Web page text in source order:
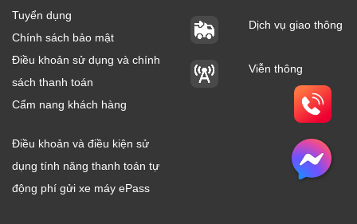
Tuyển dụng
Chính sách bảo mật
Điều khoản sử dụng và chính
sách thanh toán
Cẩm nang khách hàng
Điều khoản và điều kiện sử
dụng tính năng thanh toán tự
động phí gửi xe máy ePass
Dịch vụ giao thông
Viễn thông